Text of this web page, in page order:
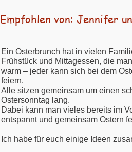
Empfohlen von: Jennifer
Ein Osterbrunch hat in vielen
Frühstück und Mittagessen, die
warm – jeder kann sich bei dem
feiern.
Alle sitzen gemeinsam um einen
Ostersonntag lang.
Dabei kann man vieles bereits im
entspannt und gemeinsam Ostern
Ich habe für euch einige Ideen